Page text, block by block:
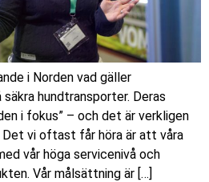
i Norden vad gäller
hundtransporter. Deras
i fokus” – och det är verkligen
vi oftast får höra är att våra
vår höga servicenivå och
Vår målsättning är […]